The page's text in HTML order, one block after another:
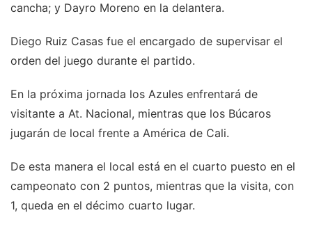
cancha; y Dayro Moreno en la delantera.
Diego Ruiz Casas fue el encargado de supervisar el
orden del juego durante el partido.
En la próxima jornada los Azules enfrentará de
visitante a At. Nacional, mientras que los Búcaros
jugarán de local frente a América de Cali.
De esta manera el local está en el cuarto puesto en el
campeonato con 2 puntos, mientras que la visita, con
1, queda en el décimo cuarto lugar.